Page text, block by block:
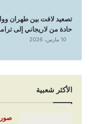
تصعيد لافت بين طهران
حادة من لاريجاني إلى
10 مارس، 2026
الأكثر شعبية